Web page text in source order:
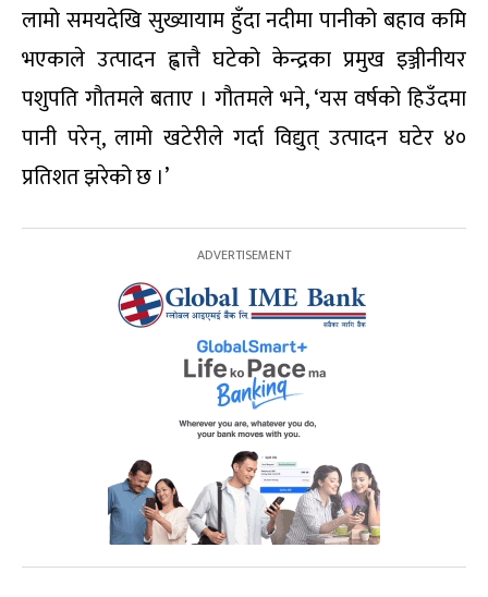
लामो समयदेखि सुख्यायाम हुँदा नदीमा पानीको बहाव कमि
भएकाले उत्पादन ह्वात्तै घटेको केन्द्रका प्रमुख इञ्जीनीयर
पशुपति गौतमले बताए । गौतमले भने, ‘यस वर्षको हिउँदमा
पानी परेन्, लामो खटेरीले गर्दा विद्युत् उत्पादन घटेर ४०
प्रतिशत झरेको छ ।’